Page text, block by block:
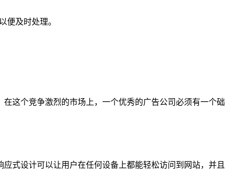
便及时处理。
这个竞争激烈的市场上，一个优秀的广告公司必须有一个础
式设计可以让用户在任何设备上都能轻松访问到网站，并且